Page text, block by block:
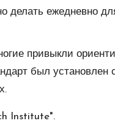
привыкли
был
Institute".